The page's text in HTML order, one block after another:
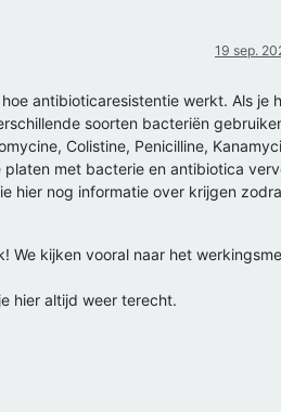
19 sep.
antibioticaresistentie werkt. Als je
soorten bacteriën
Colistine, Penicilline,
met bacterie en antibiotica
hier nog informatie over krijgen
kijken vooral naar het
hier altijd weer terecht.